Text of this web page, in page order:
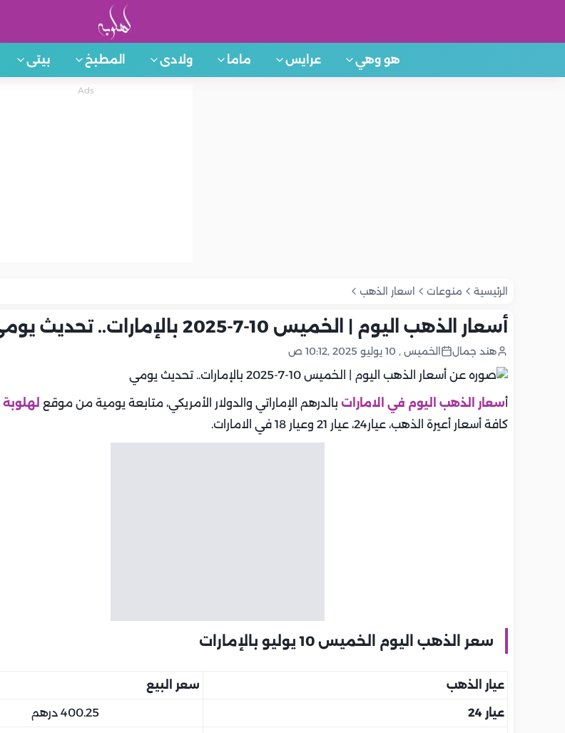
هو وهي عرايس ماما ولادى المطبخ بيتى
الرئيسية منوعات اسعار الذهب
أسعار الذهب اليوم | الخميس 10-7-2025 بالإمارات.. تحديث يومي
هند جمال الخميس , 10 يوليو 2025 ,10:12 ص
أسعار الذهب اليوم في الامارات بالدرهم الإماراتي والدولار الأمريكي، متابعة يومية من موقع لهلوبة
كافة أسعار أعيرة الذهب، عيار24، عيار 21 وعيار 18 في الامارات.
سعر الذهب اليوم الخميس 10 يوليو بالإمارات
عيار الذهب سعر البيع
عيار 24 400.25 درهم